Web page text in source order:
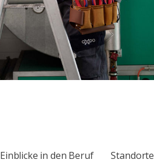
Einblicke in den Beruf Standorte